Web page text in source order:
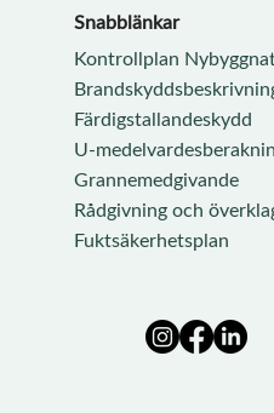
Snabblänkar
Kontrollplan
Färdigstallandeskydd
U-
Grannemedgivande
Rådgivning och
Fuktsäkerhetsplan